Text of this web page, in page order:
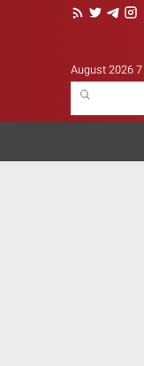
7 August 2026